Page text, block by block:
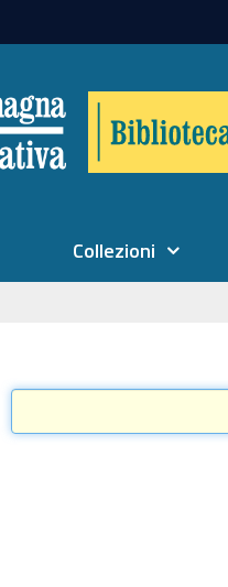
Collezioni